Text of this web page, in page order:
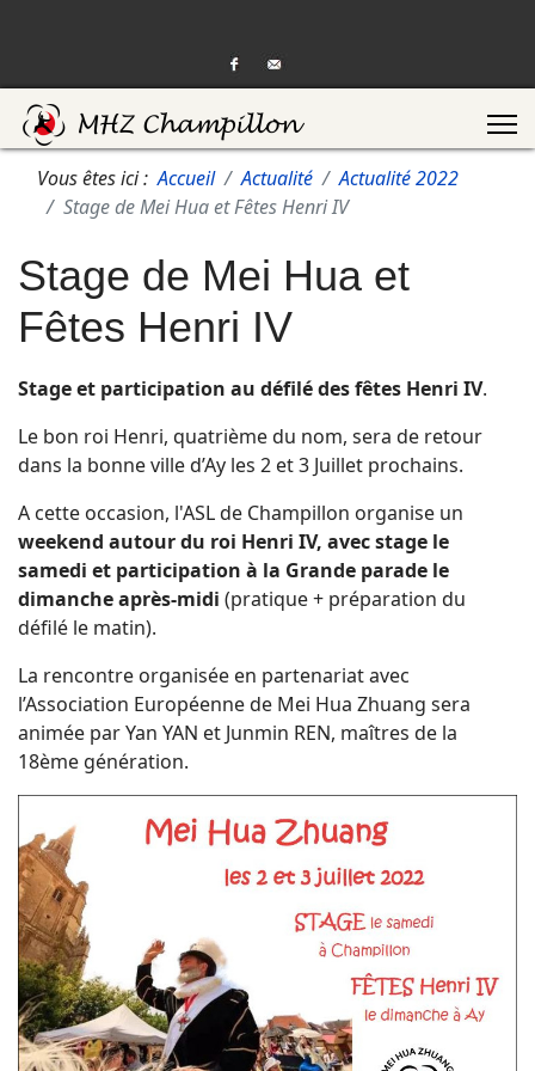
Vous êtes ici :Accueil Actualité
Actualité 2022
Stage de Mei Hua et Fêtes Henri IV
Stage de Mei Hua et
Fêtes Henri IV
Stage et participation au défilé des fêtes Henri IV.
Le bon roi Henri, quatrième du nom, sera de retour
dans la bonne ville d’Ay les 2 et 3 Juillet prochains.
A cette occasion, l'ASL de Champillon organise un
weekend autour du roi Henri IV, avec stage le
samedi et participation à la Grande parade le
dimanche après-midi (pratique + préparation du
défilé le matin).
La rencontre organisée en partenariat avec
l’Association Européenne de Mei Hua Zhuang sera
animée par Yan YAN et Junmin REN, maîtres de la
18ème génération.